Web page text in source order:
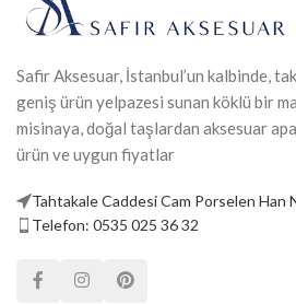
Safir Aksesuar, İstanbul’un kalbinde,
geniş ürün yelpazesi sunan köklü bir
misinaya, doğal taşlardan aksesuar
ürün ve uygun fiyatlar
Tahtakale Caddesi Cam Porselen
Telefon: 0535 025 36 32